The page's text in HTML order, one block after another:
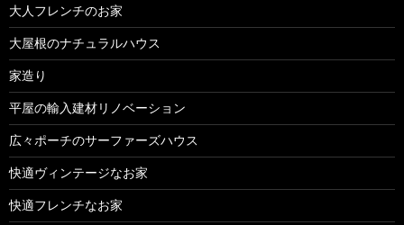
大人フレンチのお家
大屋根のナチュラルハウス
家造り
平屋の輸入建材リノベーション
広々ポーチのサーファーズハウス
快適ヴィンテージなお家
快適フレンチなお家